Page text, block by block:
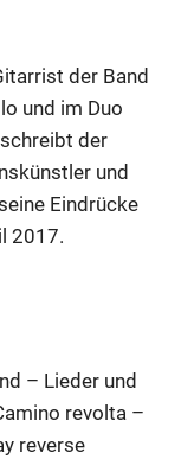
der Band
und im Duo
der
und
Eindrücke
2017.
– Lieder und
revolta –
reverse